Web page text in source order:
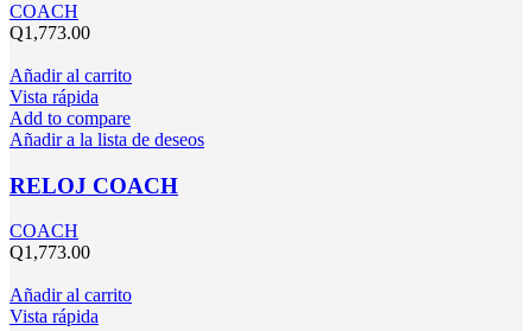
COACH
Q1,773.00
Añadir al carrito
Vista rápida
Add to compare
Añadir a la lista de deseos
RELOJ COACH
COACH
Q1,773.00
Añadir al carrito
Vista rápida